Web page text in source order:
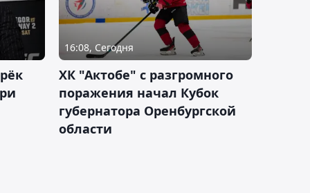
16:08, Сегодня
ХК "Актобе" с разгромного
поражения начал Кубок
губернатора Оренбургской
области